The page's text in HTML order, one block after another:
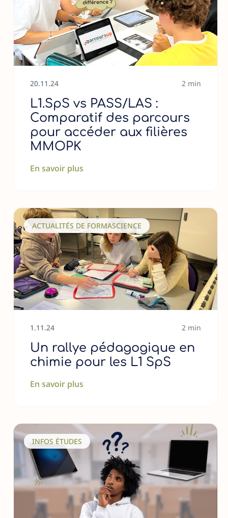
20.11.24 2 min
L1.SpS vs PASS/LAS :
Comparatif des parcours
pour accéder aux filières
MMOPK
En savoir plus
ACTUALITÉS DE FORMASCIENCE
1.11.24 2 min
Un rallye pédagogique en
chimie pour les L1 SpS
En savoir plus
INFOS ÉTUDES